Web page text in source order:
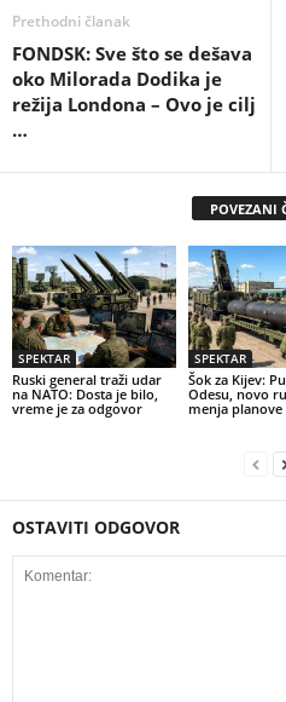
Prethodni članak
FONDSK: Sve što se dešava
oko Milorada Dodika je
režija Londona – Ovo je cilj
…
POVEZANI
SPEKTAR
Ruski general traži udar
na NATO: Dosta je bilo,
vreme je za odgovor
SPEKTAR
Šok za Kijev:
Odesu, novo
menja planove
OSTAVITI ODGOVOR